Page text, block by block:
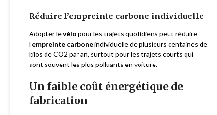
Réduire l’empreinte carbone individuelle
Adopter levélo pour les trajets quotidiens peut réduire
l’empreinte carboneindividuelle de plusieurs centaines de
kilos de CO2 par an, surtout pour les trajets courts qui
sont souvent les plus polluants en voiture.
Un faible coût énergétique de
fabrication